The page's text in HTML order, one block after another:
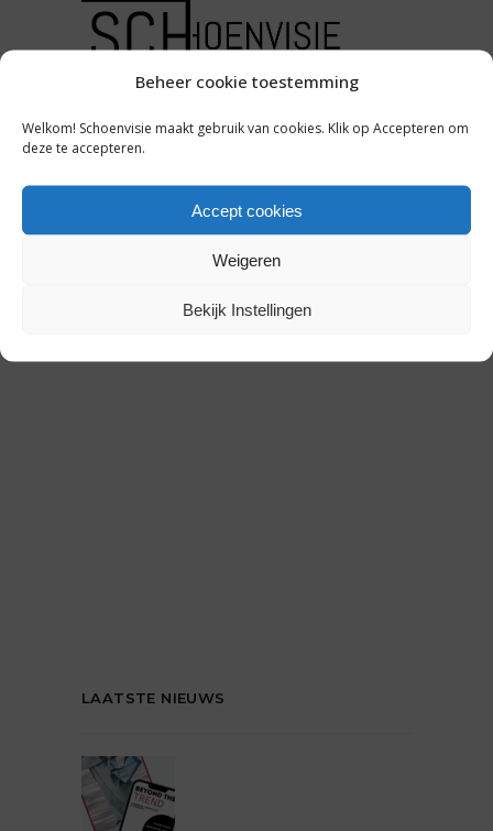
Beheer cookie toestemming
Welkom! Schoenvisie maakt gebruik van cookies. Klik op Accepteren om
deze te accepteren.
Accept cookies
Weigeren
Bekijk Instellingen
WEBWINKELS VERKOPEN 17
PROCENT MEER IN 2015 *
LAATSTE NIEUWS